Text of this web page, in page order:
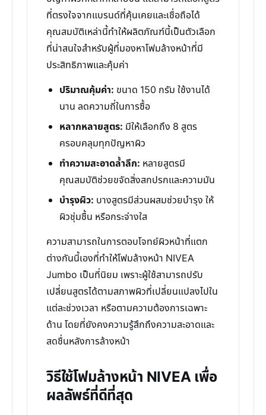
ที่ตรงใจจากแบรนด์ที่คุ้นเคยและเชื่อถือได้
คุณสมบัติเหล่านี้ทำให้ผลิตภัณฑ์นี้เป็นตัวเลือก
ที่น่าสนใจสำหรับผู้ที่มองหาโฟมล้างหน้าที่มี
ประสิทธิภาพและคุ้มค่า
ปริมาณคุ้มค่า: ขนาด 150 กรัม ใช้งานได้
นาน ลดความถี่ในการซื้อ
หลากหลายสูตร: มีให้เลือกถึง 8 สูตร
ครอบคลุมทุกปัญหาผิว
ทำความสะอาดล้ำลึก: หลายสูตรมี
คุณสมบัติช่วยขจัดสิ่งสกปรกและความมัน
บำรุงผิว: บางสูตรมีส่วนผสมช่วยบำรุง ให้
ผิวชุ่มชื้น หรือกระจ่างใส
ความสามารถในการตอบโจทย์ผิวหน้าที่แตก
ต่างกันนี้เองที่ทำให้โฟมล้างหน้า NIVEA
Jumbo เป็นที่นิยม เพราะผู้ใช้สามารถปรับ
เปลี่ยนสูตรได้ตามสภาพผิวที่เปลี่ยนแปลงไปใน
แต่ละช่วงเวลา หรือตามความต้องการเฉพาะ
ด้าน โดยที่ยังคงความรู้สึกถึงความสะอาดและ
สดชื่นหลังการล้างหน้า
วิธีใช้โฟมล้างหน้า NIVEA เพื่อ
ผลลัพธ์ที่ดีที่สุด